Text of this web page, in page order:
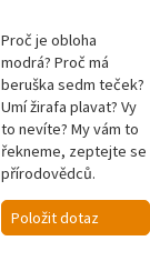
Proč je obloha
modrá? Proč má
beruška sedm teček?
Umí žirafa plavat? Vy
to nevíte? My vám to
řekneme, zeptejte se
přírodovědců.
Položit dotaz